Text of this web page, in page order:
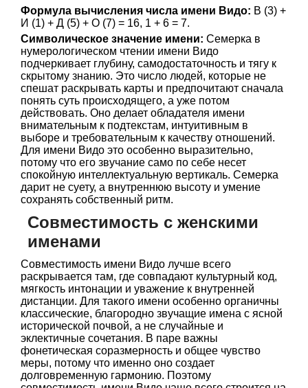
Формула вычисления числа имени Видо: В (3) +
И (1) + Д (5) + О (7) = 16, 1 + 6 = 7.
Символическое значение имени: Семерка в
нумерологическом чтении имени Видо
подчеркивает глубину, самодостаточность и тягу к
скрытому знанию. Это число людей, которые не
спешат раскрывать карты и предпочитают сначала
понять суть происходящего, а уже потом
действовать. Оно делает обладателя имени
внимательным к подтекстам, интуитивным в
выборе и требовательным к качеству отношений.
Для имени Видо это особенно выразительно,
потому что его звучание само по себе несет
спокойную интеллектуальную вертикаль. Семерка
дарит не суету, а внутреннюю высоту и умение
сохранять собственный ритм.
Совместимость с женскими
именами
Совместимость имени Видо лучше всего
раскрывается там, где совпадают культурный код,
мягкость интонации и уважение к внутренней
дистанции. Для такого имени особенно органичны
классические, благородно звучащие имена с ясной
исторической почвой, а не случайные и
эклектичные сочетания. В паре важны
фонетическая соразмерность и общее чувство
меры, потому что именно оно создает
долговременную гармонию. Поэтому